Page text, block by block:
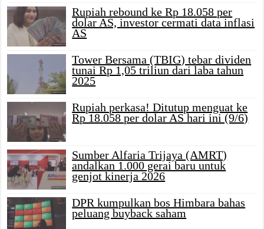
Rupiah rebound ke Rp 18.058 per
dolar AS, investor cermati data inflasi
AS
Tower Bersama (TBIG) tebar dividen
tunai Rp 1,05 triliun dari laba tahun
2025
Rupiah perkasa! Ditutup menguat ke
Rp 18.058 per dolar AS hari ini (9/6)
Sumber Alfaria Trijaya (AMRT)
andalkan 1.000 gerai baru untuk
genjot kinerja 2026
DPR kumpulkan bos Himbara bahas
peluang buyback saham